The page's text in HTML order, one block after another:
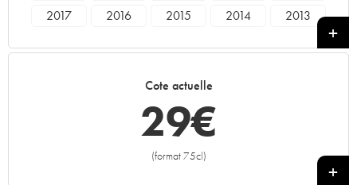
2017
2016 2015 2014
2013
Cote actuelle
29€
(format 75cl)
+